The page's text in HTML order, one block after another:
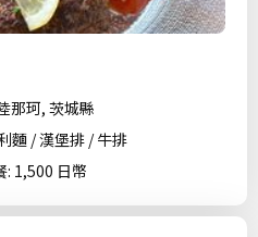
那珂, 茨城縣
麵 / 漢堡排 / 牛排
: 1,500 日幣